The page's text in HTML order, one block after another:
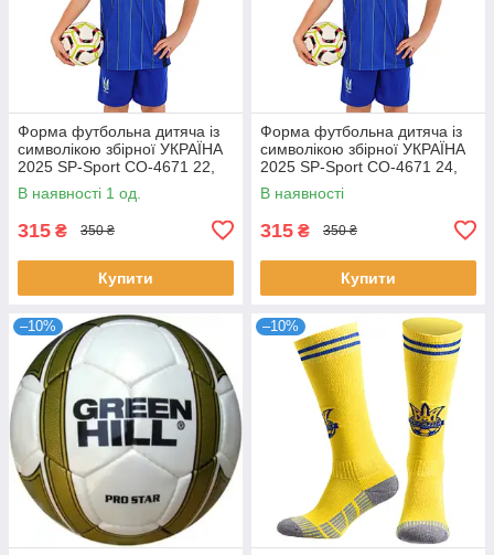
Форма футбольна дитяча із
символікою збірної УКРАЇНА
2025 SP-Sport CO-4671 22,
зріст 125-130 Синій
В наявності 1 од.
315 ₴ 350 ₴
Купити
Форма футбольна дитяча із
символікою збірної УКРАЇНА
2025 SP-Sport CO-4671 24,
зріст 130-140 Синій
В наявності
315 ₴ 350 ₴
Купити
–10% –10%